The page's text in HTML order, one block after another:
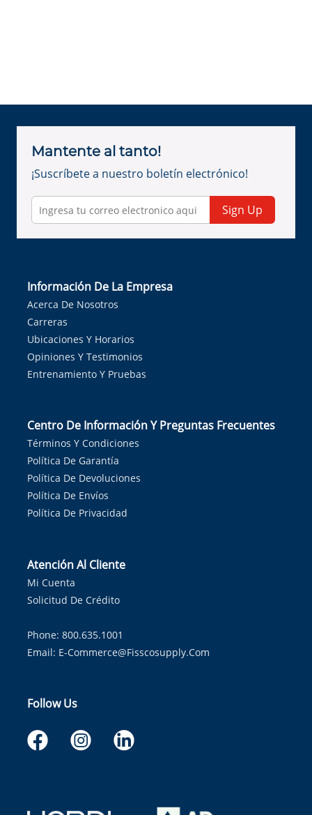
Mantente al tanto!
¡Suscríbete a nuestro boletín electrónico!
Sign Up
Información De La Empresa
Acerca De Nosotros
Carreras
Ubicaciones Y Horarios
Opiniones Y Testimonios
Entrenamiento Y Pruebas
Centro De Información Y Preguntas Frecuentes
Términos Y Condiciones
Política De Garantía
Política De Devoluciones
Política De Envíos
Política De Privacidad
Atención Al Cliente
Mi Cuenta
Solicitud De Crédito
Phone: 800.635.1001
Email: E-Commerce@fisscosupply.com
Follow Us